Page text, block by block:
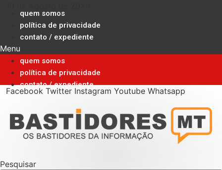
conteúdo
quem somos
política de privacidade
contato / expediente
Menu
quem somos
política de privacidade
contato / expediente
Facebook Twitter Instagram Youtube Whatsapp
Pesquisar